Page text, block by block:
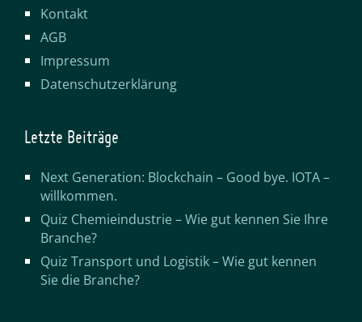
Kontakt
AGB
Impressum
Datenschutzerklärung
Letzte Beiträge
Next Generation: Blockchain – Good bye. IOTA –
willkommen.
Quiz Chemieindustrie – Wie gut kennen Sie Ihre
Branche?
Quiz Transport und Logistik – Wie gut kennen
Sie die Branche?